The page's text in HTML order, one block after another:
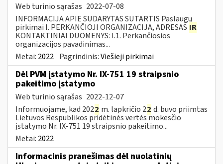
Web turinio sąrašas 2022-07-08
INFORMACIJA APIE SUDARYTAS SUTARTIS Paslaugų
pirkimai I. PERKANČIOJI ORGANIZACIJA, ADRESAS IR
KONTAKTINIAI DUOMENYS: I.1. Perkančiosios
organizacijos pavadinimas...
Metai: 2022 Pagrindinis:Viešieji pirkimai
Dėl PVM įstatymo Nr. IX-751 19 straipsnio
pakeitimo įstatymo
Web turinio sąrašas 2022-12-07
Informuojame, kad 2022 m. lapkričio 22 d. buvo priimtas
Lietuvos Respublikos pridėtinės vertės mokesčio
įstatymo Nr. IX-751 19 straipsnio pakeitimo...
Metai: 2022
Informacinis pranešimas dėl nuolatinių